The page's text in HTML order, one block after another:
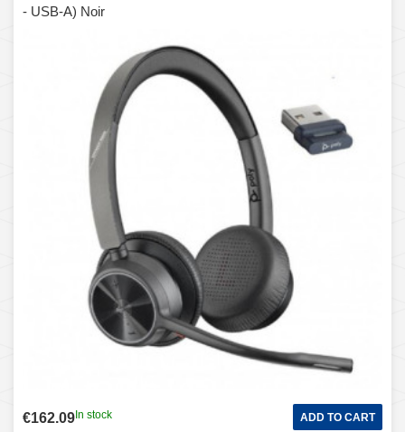
- USB-A) Noir
€162.09 In stock ADD TO CART